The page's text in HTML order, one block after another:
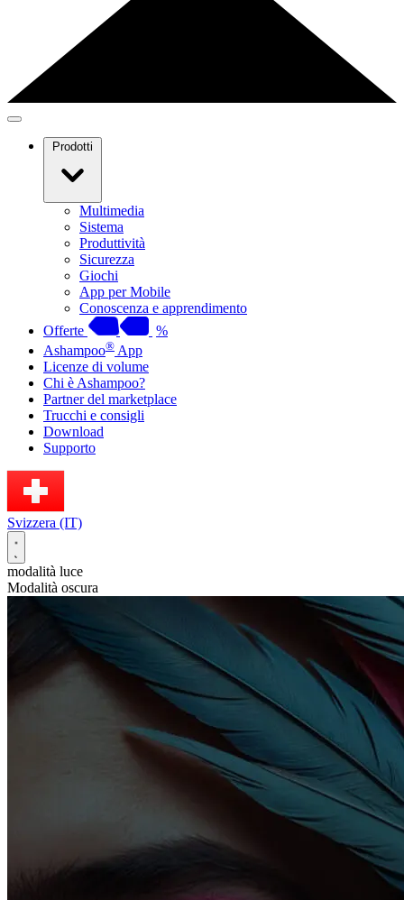
Prodotti
Multimedia
Sistema
Produttività
Sicurezza
Giochi
App per Mobile
Conoscenza e apprendimento
Offerte
%
Ashampoo® App
Licenze di volume
Chi è Ashampoo?
Partner del marketplace
Trucchi e consigli
Download
Supporto
Svizzera (IT)
modalità luce
Modalità oscura